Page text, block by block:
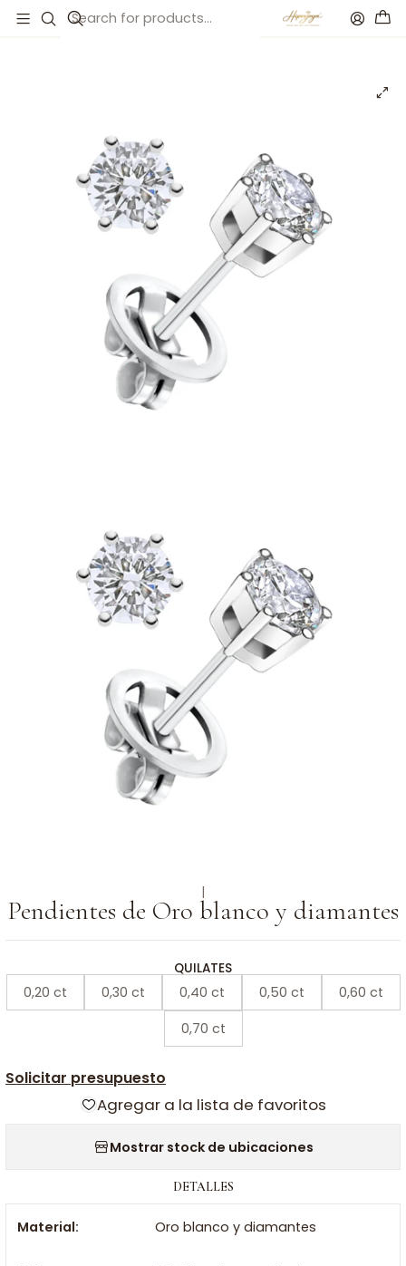
Inicio Catálogo Pendientes de Oro blanco y diamantes
|
Pendientes de Oro blanco y diamantes
QUILATES
0,20 ct 0,30 ct 0,40 ct 0,50 ct
0,60 ct
0,70 ct
Solicitar presupuesto
Agregar a la lista de favoritos
Mostrar stock de ubicaciones
DETALLES
Material: Oro blanco y diamantes